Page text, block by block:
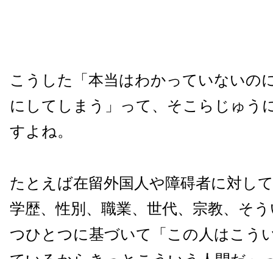
こうした「本当はわかっていないの
にしてしまう」って、そこらじゅう
すよね。
たとえば在留外国人や障碍者に対し
学歴、性別、職業、世代、宗教、そ
つひとつに基づいて「この人はこう